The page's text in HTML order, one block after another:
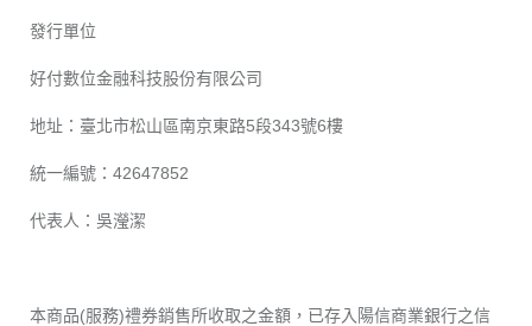
發行單位
好付數位金融科技股份有限公司
地址：臺北市松山區南京東路5段343號6樓
統一編號：42647852
代表人：吳瀅潔
本商品(服務)禮券銷售所收取之金額，已存入陽信商業銀行之信